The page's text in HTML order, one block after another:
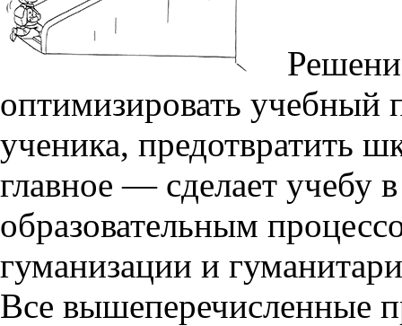
оптимизировать учебный
ученика, предотвратить
главное — сделает учебу
образовательным
гуманизации и
Все вышеперечисленные